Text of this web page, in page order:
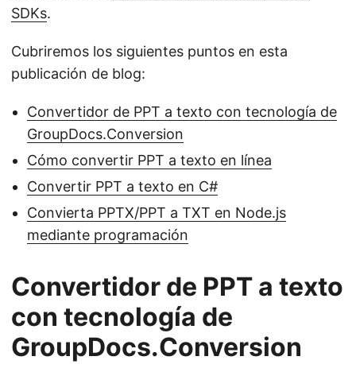
SDKs.
Cubriremos los siguientes puntos en esta
publicación de blog:
Convertidor de PPT a texto con tecnología de
GroupDocs.Conversion
Cómo convertir PPT a texto en línea
Convertir PPT a texto en C#
Convierta PPTX/PPT a TXT en Node.js
mediante programación
Convertidor de PPT a texto
con tecnología de
GroupDocs.Conversion